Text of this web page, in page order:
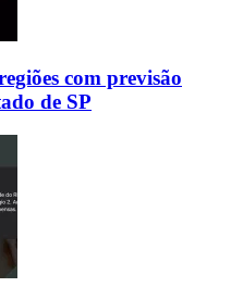
com previsão
de SP